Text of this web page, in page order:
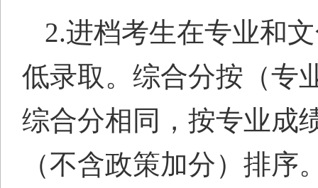
2.进档考生在专业和
低录取。综合分按（专
综合分相同，按专业成
（不含政策加分）排序